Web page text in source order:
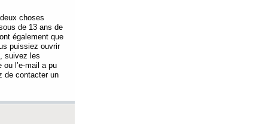
choses
de 13 ans de
également que
puissiez ouvrir
suivez les
l’e-mail a pu
de contacter un